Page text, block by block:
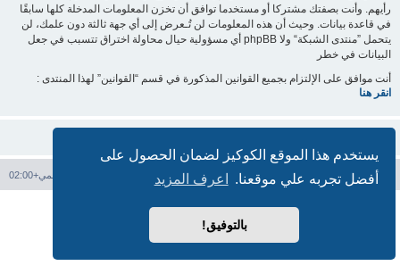
يستخدم هذا الموقع الكوكيز لضمان الحصول على
أفضل تجربه علي موقعنا.
اعرف المزيد
بالتوفيق!
رأيهم. وأنت بصفتك مشتركا أو مستخدما توافق أن تخزن المعلومات المدخلة كلها سابقًا
في قاعدة بيانات. وحيث أن هذه المعلومات لن تُـعرض إلى أي جهة ثالثة دون علمك، لن
يتحمل ”منتدى الشبكة“ ولا phpBB أي مسؤولية حيال محاولة اختراق تتسبب في جعل
البيانات في خطر
أنت موافق على الإلتزام بجميع القوانين المذكورة في قسم “القوانين” لهذا المنتدى :
انقر هنا
فهرس المنتدى جميع الأوقات تستخدم التوقيت العالمي+02:00 حذف الكوكيز
بدعم منphpBB
® Forum Software © phpBB Limited
الترجمة برعاية